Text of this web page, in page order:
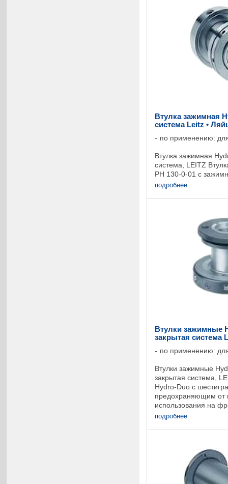
Втулка зажимная
система Leitz •
по применению:
Втулка зажимная
система, LEITZ
PH 130-0-01 с
подробнее
Втулки зажимные
закрытая система
по применению:
Втулки зажимные
закрытая система,
Hydro-Duo с
предохраняющим от
использования на
высокочастотным
подробнее